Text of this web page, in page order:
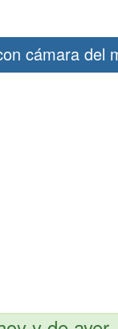
cámara del